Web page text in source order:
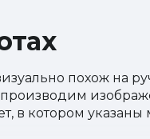
похож на
в котором указаны